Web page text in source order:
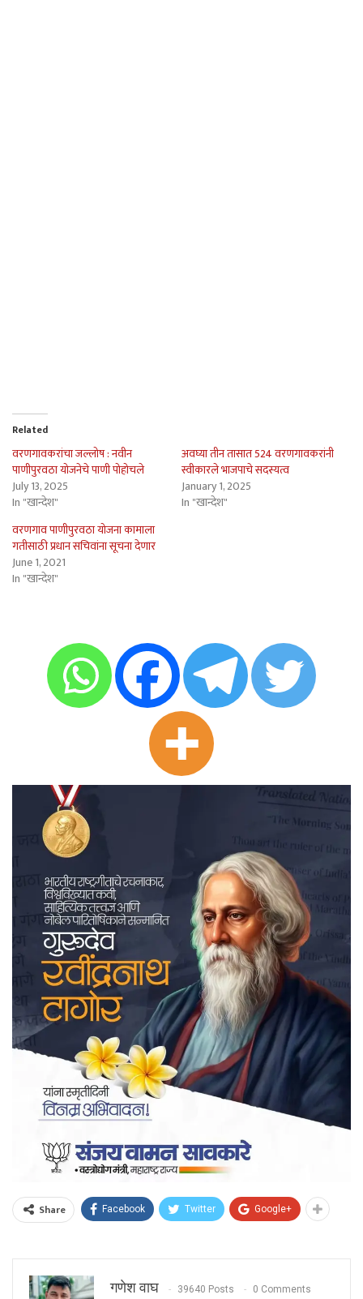
Related
वरणगावकरांचा जल्लोष : नवीन
पाणीपुरवठा योजनेचे पाणी पोहोचले
July 13, 2025
In "खान्देश"
अवघ्या तीन तासात 524 वरणगावकरांनी
स्वीकारले भाजपाचे सदस्यत्व
January 1, 2025
In "खान्देश"
वरणगाव पाणीपुरवठा योजना कामाला
गतीसाठी प्रधान सचिवांना सूचना देणार
June 1, 2021
In "खान्देश"
Share Facebook Twitter Google+
गणेश वाघ 39640 Posts 0 Comments